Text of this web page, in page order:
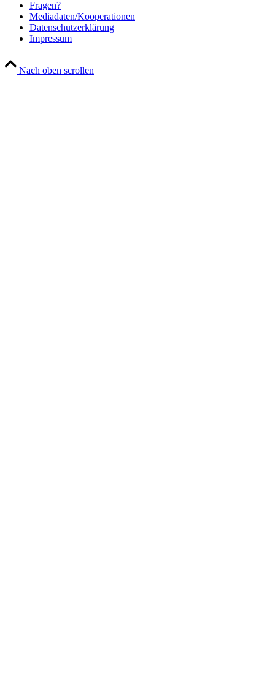
Fra­gen?
Mediadaten/Kooperationen
Daten­schutz­er­klä­rung
Impres­sum
Nach oben scrollen